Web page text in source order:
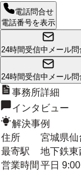
電話問合せ
電話番号を表示
24時間受信中 メール
24時間受信中 メール
事務所詳細
インタビュー
解決事例
住所
宮城県仙
最寄駅
地下鉄
営業時間 平日